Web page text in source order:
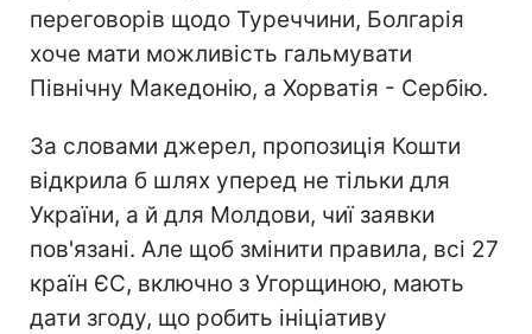
переговорів щодо Туреччини, Болгарія
хоче мати можливість гальмувати
Північну Македонію, а Хорватія - Сербію.
За словами джерел, пропозиція Кошти
відкрила б шлях уперед не тільки для
України, а й для Молдови, чиї заявки
пов'язані. Але щоб змінити правила, всі 27
країн ЄС, включно з Угорщиною, мають
дати згоду, що робить ініціативу